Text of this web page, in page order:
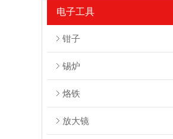
电子工具
钳子
锡炉
烙铁
放大镜